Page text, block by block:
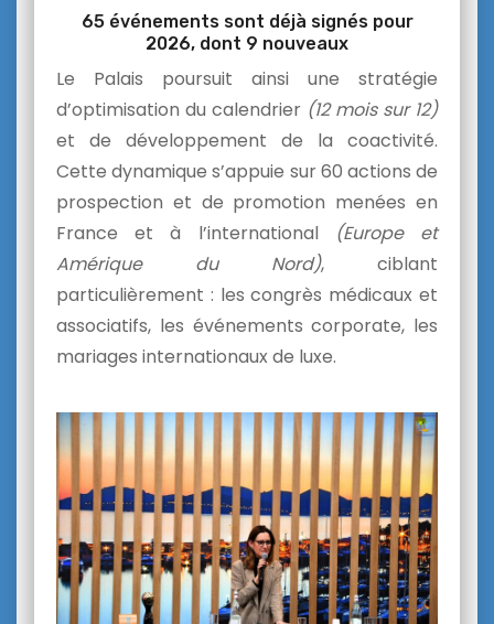
65 événements sont déjà signés pour
2026, dont 9 nouveaux
Le Palais poursuit ainsi une stratégie
d’optimisation du calendrier (12 mois sur 12)
et de développement de la coactivité.
Cette dynamique s’appuie sur 60 actions de
prospection et de promotion menées en
France et à l’international (Europe et
Amérique du Nord), ciblant
particulièrement : les congrès médicaux et
associatifs, les événements corporate, les
mariages internationaux de luxe.